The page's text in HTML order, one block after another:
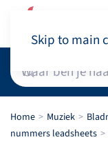
Skip to main
Home Muziek
nummers leadsheets